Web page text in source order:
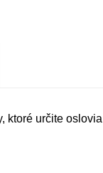
ktoré určite